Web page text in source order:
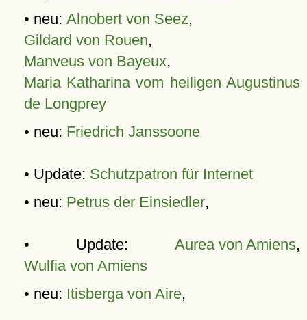
• neu: Alnobert von Seez,
Gildard von Rouen,
Manveus von Bayeux,
Maria Katharina vom heiligen Augustinus
de Longprey
• neu: Friedrich Janssoone
• Update: Schutzpatron für Internet
• neu: Petrus der Einsiedler,
• Update: Aurea von Amiens,
Wulfia von Amiens
• neu: Itisberga von Aire,